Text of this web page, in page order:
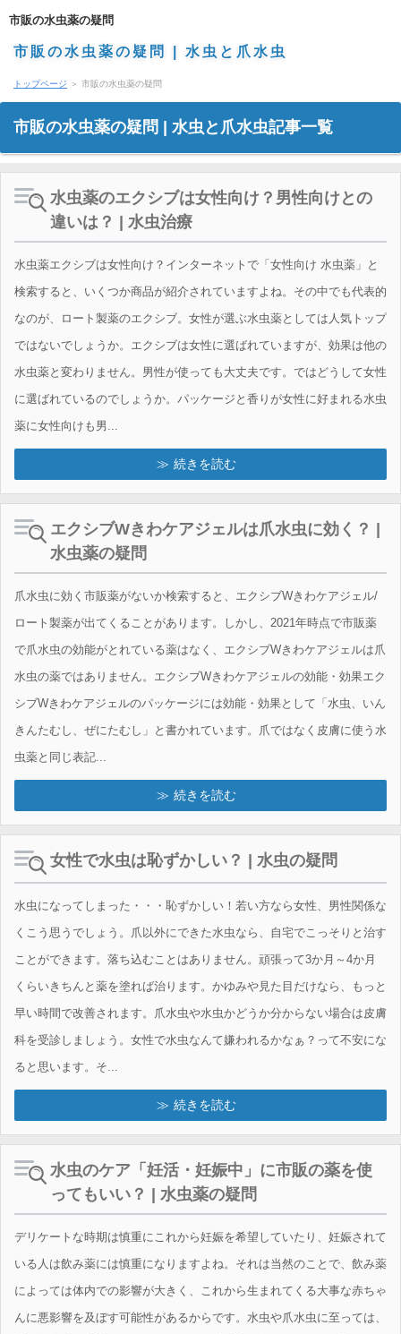
市販の水虫薬の疑問
市販の水虫薬の疑問 | 水虫と爪水虫
トップページ ＞ 市販の水虫薬の疑問
市販の水虫薬の疑問 | 水虫と爪水虫記事一覧
水虫薬のエクシブは女性向け？男性向けとの
違いは？ | 水虫治療
水虫薬エクシブは女性向け？インターネットで「女性向け 水虫薬」と
検索すると、いくつか商品が紹介されていますよね。その中でも代表的
なのが、ロート製薬のエクシブ。女性が選ぶ水虫薬としては人気トップ
ではないでしょうか。エクシブは女性に選ばれていますが、効果は他の
水虫薬と変わりません。男性が使っても大丈夫です。ではどうして女性
に選ばれているのでしょうか。パッケージと香りが女性に好まれる水虫
薬に女性向けも男...
続きを読む
エクシブWきわケアジェルは爪水虫に効く？ |
水虫薬の疑問
爪水虫に効く市販薬がないか検索すると、エクシブWきわケアジェル/
ロート製薬が出てくることがあります。しかし、2021年時点で市販薬
で爪水虫の効能がとれている薬はなく、エクシブWきわケアジェルは爪
水虫の薬ではありません。エクシブWきわケアジェルの効能・効果エク
シブWきわケアジェルのパッケージには効能・効果として「水虫、いん
きんたむし、ぜにたむし」と書かれています。爪ではなく皮膚に使う水
虫薬と同じ表記...
続きを読む
女性で水虫は恥ずかしい？ | 水虫の疑問
水虫になってしまった・・・恥ずかしい！若い方なら女性、男性関係な
くこう思うでしょう。爪以外にできた水虫なら、自宅でこっそりと治す
ことができます。落ち込むことはありません。頑張って3か月～4か月
くらいきちんと薬を塗れば治ります。かゆみや見た目だけなら、もっと
早い時間で改善されます。爪水虫や水虫かどうか分からない場合は皮膚
科を受診しましょう。女性で水虫なんて嫌われるかなぁ？って不安にな
ると思います。そ...
続きを読む
水虫のケア「妊活・妊娠中」に市販の薬を使
ってもいい？ | 水虫薬の疑問
デリケートな時期は慎重にこれから妊娠を希望していたり、妊娠されて
いる人は飲み薬には慎重になりますよね。それは当然のことで、飲み薬
によっては体内での影響が大きく、これから生まれてくる大事な赤ちゃ
んに悪影響を及ぼす可能性があるからです。水虫や爪水虫に至っては、